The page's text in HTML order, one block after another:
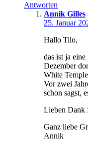
Antworten
Annik Gilles
25. Januar
Hallo Tilo,
das ist ja
Dezember
White
Vor zwei
schon sagst,
Lieben Dank
Ganz liebe
Annik